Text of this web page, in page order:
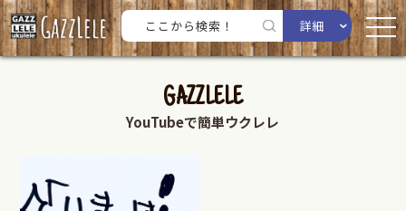
詳細
GAZZLELE
YouTubeで簡単ウクレレ